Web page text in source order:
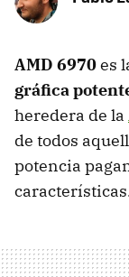
AMD 6970es
gráfica
heredera de la
de todos
potencia